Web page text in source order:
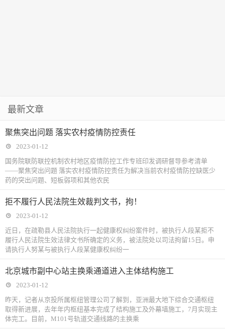
最新文章
聚焦突出问题 落实农村疫情防控责任
2023-01-12
国务院联防联控机制农村地区疫情防控工作专班印发调研督导参考清单
——聚焦突出问题 落实农村疫情防控责任为解决当前农村疫情防控缺医少
药的突出问题、短板弱项和其他农民
拒不履行人民法院生效裁判文书，拘！
2023-01-12
近日，在疏勒县人民法院执行一起健康权纠纷案件时，被执行人段某拒不
履行人民法院生效法律文书所确定的义务，被法院处以司法拘留15日。申
请执行人努某与被执行人段某健康权纠纷一
北京城市副中心站主换乘通道进入主体结构施工
2023-01-12
昨天，记者从京投所属枢纽管理公司了解到，亚洲最大地下综合交通枢纽
取得新进展，去年年内枢纽基本完成了结构施工及外幕墙施工，7月实现主
体完工。目前，M101号轨道交通线路的主换乘